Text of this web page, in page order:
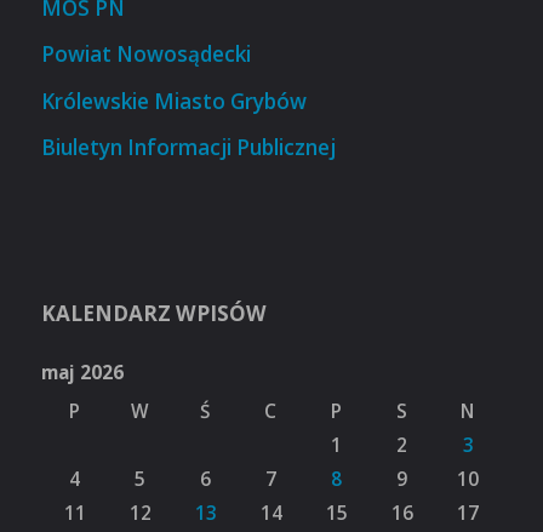
MOS PN
Powiat Nowosądecki
Królewskie Miasto Grybów
Biuletyn Informacji Publicznej
KALENDARZ WPISÓW
maj 2026
P
W Ś C P S
N
1
2
3
4
5 6 7 8 9
10
11
12 13 14 15 16
17